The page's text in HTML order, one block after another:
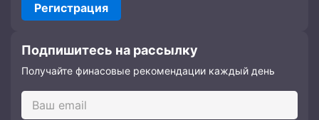
Регистрация
Подпишитесь на рассылку
Получайте финасовые рекомендации каждый день